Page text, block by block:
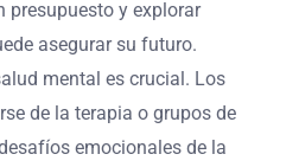
presupuesto y explorar
asegurar su futuro.
mental es crucial. Los
de la terapia o grupos de
emocionales de la